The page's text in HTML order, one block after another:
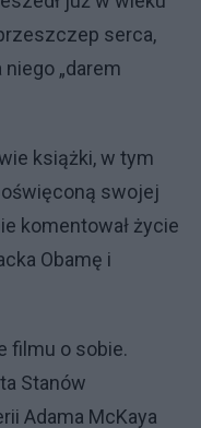
serca,
„darem
książki, w tym
swojej
komentował życie
Obamę i
filmu o sobie.
Stanów
Adama McKaya